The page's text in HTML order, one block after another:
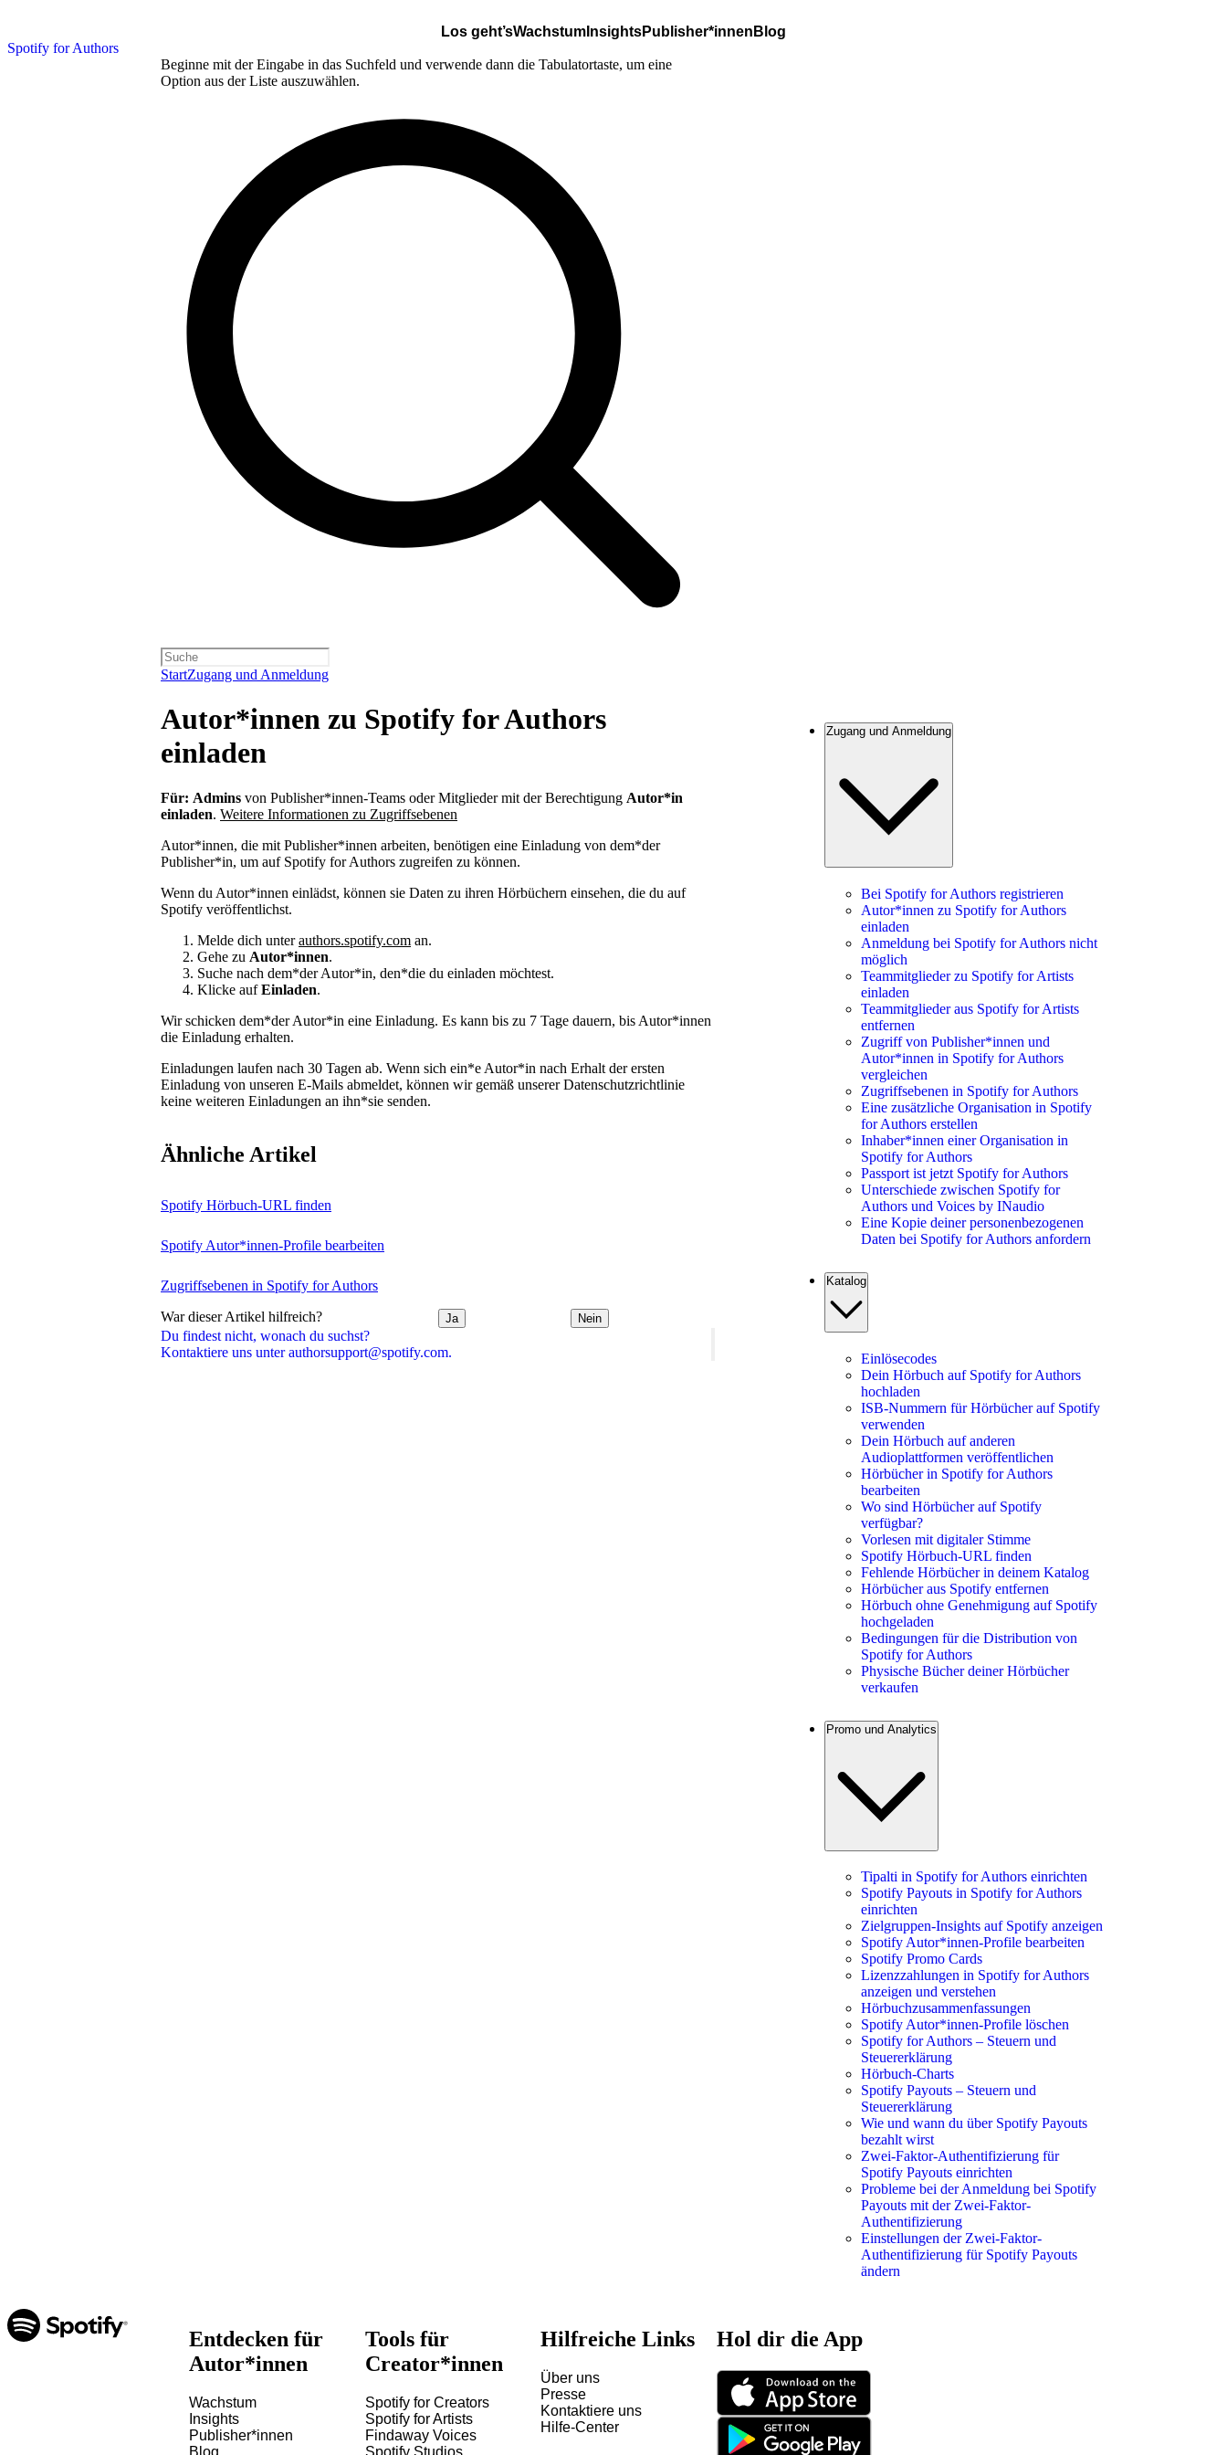
Spotify for Authors
Los geht’sWachstum InsightsPublisher*innen Blog
Beginne mit der Eingabe in das Suchfeld und verwende dann die Tabulatortaste, um eine
Option aus der Liste auszuwählen.
StartZugang und Anmeldung
Du findest nicht, wonach du suchst?
Kontaktiere uns unter authorsupport@spotify.com.
Autor*innen zu Spotify for Authors
einladen
Für: Admins von Publisher*innen-Teams oder Mitglieder mit der Berechtigung Autor*in
einladen. Weitere Informationen zu Zugriffsebenen
Autor*innen, die mit Publisher*innen arbeiten, benötigen eine Einladung von dem*der
Publisher*in, um auf Spotify for Authors zugreifen zu können.
Wenn du Autor*innen einlädst, können sie Daten zu ihren Hörbüchern einsehen, die du auf
Spotify veröffentlichst.
Melde dich unterauthors.spotify.com an.
Gehe zu Autor*innen.
Suche nach dem*der Autor*in, den*die du einladen möchtest.
Klicke aufEinladen.
Wir schicken dem*der Autor*in eine Einladung. Es kann bis zu 7 Tage dauern, bis Autor*innen
die Einladung erhalten.
Einladungen laufen nach 30 Tagen ab. Wenn sich ein*e Autor*in nach Erhalt der ersten
Einladung von unseren E-Mails abmeldet, können wir gemäß unserer Datenschutzrichtlinie
keine weiteren Einladungen an ihn*sie senden.
Ähnliche Artikel
Spotify Hörbuch-URL finden
Spotify Autor*innen-Profile bearbeiten
Zugriffsebenen in Spotify for Authors
War dieser Artikel hilfreich? Ja Nein
Zugang und Anmeldung
Bei Spotify for Authors registrieren
Autor*innen zu Spotify for Authors
einladen
Anmeldung bei Spotify for Authors nicht
möglich
Teammitglieder zu Spotify for Artists
einladen
Teammitglieder aus Spotify for Artists
entfernen
Zugriff von Publisher*innen und
Autor*innen in Spotify for Authors
vergleichen
Zugriffsebenen in Spotify for Authors
Eine zusätzliche Organisation in Spotify
for Authors erstellen
Inhaber*innen einer Organisation in
Spotify for Authors
Passport ist jetzt Spotify for Authors
Unterschiede zwischen Spotify for
Authors und Voices by INaudio
Eine Kopie deiner personenbezogenen
Daten bei Spotify for Authors anfordern
Katalog
Einlösecodes
Dein Hörbuch auf Spotify for Authors
hochladen
ISB-Nummern für Hörbücher auf Spotify
verwenden
Dein Hörbuch auf anderen
Audioplattformen veröffentlichen
Hörbücher in Spotify for Authors
bearbeiten
Wo sind Hörbücher auf Spotify
verfügbar?
Vorlesen mit digitaler Stimme
Spotify Hörbuch-URL finden
Fehlende Hörbücher in deinem Katalog
Hörbücher aus Spotify entfernen
Hörbuch ohne Genehmigung auf Spotify
hochgeladen
Bedingungen für die Distribution von
Spotify for Authors
Physische Bücher deiner Hörbücher
verkaufen
Promo und Analytics
Tipalti in Spotify for Authors einrichten
Spotify Payouts in Spotify for Authors
einrichten
Zielgruppen-Insights auf Spotify anzeigen
Spotify Autor*innen-Profile bearbeiten
Spotify Promo Cards
Lizenzzahlungen in Spotify for Authors
anzeigen und verstehen
Hörbuchzusammenfassungen
Spotify Autor*innen-Profile löschen
Spotify for Authors – Steuern und
Steuererklärung
Hörbuch-Charts
Spotify Payouts – Steuern und
Steuererklärung
Wie und wann du über Spotify Payouts
bezahlt wirst
Zwei-Faktor-Authentifizierung für
Spotify Payouts einrichten
Probleme bei der Anmeldung bei Spotify
Payouts mit der Zwei-Faktor-
Authentifizierung
Einstellungen der Zwei-Faktor-
Authentifizierung für Spotify Payouts
ändern
Entdecken für
Autor*innen
Wachstum
Insights
Publisher*innen
Blog
Tools für
Creator*innen
Spotify for Creators
Spotify for Artists
Findaway Voices
Spotify Studios
Hilfreiche Links
Über uns
Presse
Kontaktiere uns
Hilfe-Center
Hol dir die App